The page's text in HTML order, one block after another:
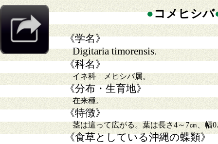
●コメヒシバ
《学名》
Digitaria timorensis.
《科名》
イネ科 メヒシバ属。
《分布・生育地》
在来種。
《特徴》
茎は這って広がる。葉は長さ4～7㎝、幅
《食草としている沖縄の蝶類》